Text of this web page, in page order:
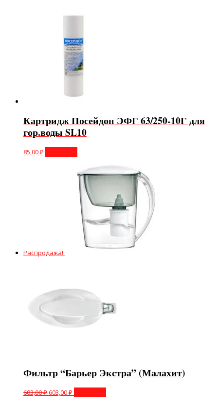
Картридж Посейдон ЭФГ 63/250-10Г для
гор.воды SL10
85,00₽
Распродажа!
Фильтр “Барьер Экстра” (Малахит)
603,00₽ 603,00₽